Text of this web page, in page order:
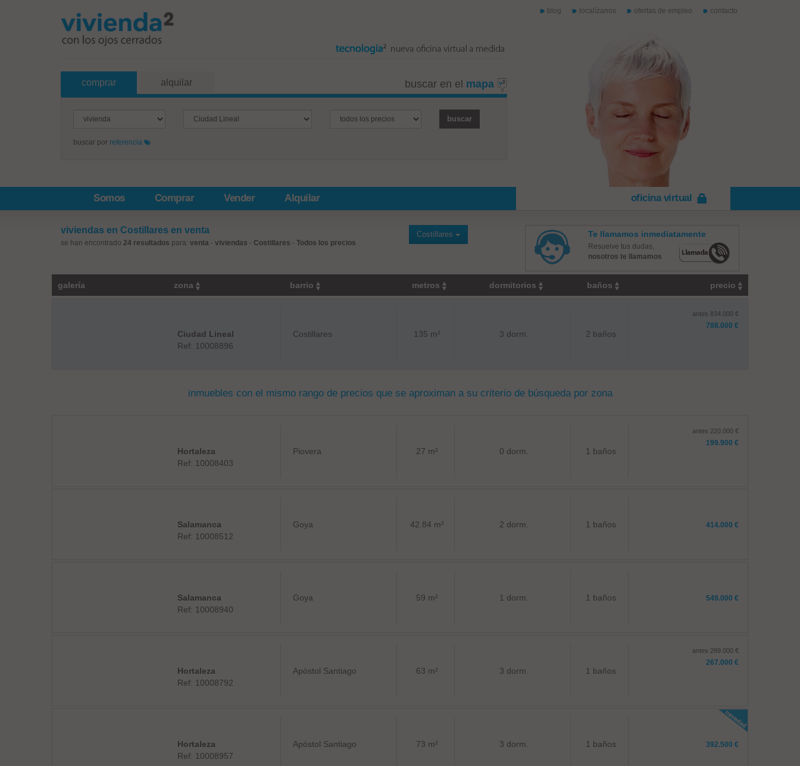
blog localízanos ofertas de empleo contacto
buscar en el mapa
comprar alquilar
buscar por referencia
Somos Comprar Vender Alquilar oficina virtual
viviendas en Costillares en venta
se han encontrado 24 resultados para: venta - viviendas - Costillares - Todos los precios
Costillares Te llamamos inmediatamente
Resuelve tus dudas,
nosotros te llamamos
galería zona barrio metros dormitorios baños precio
Ciudad Lineal
Ref: 10008896
Costillares 135 m² 3 dorm. 2 baños
antes 834.000 €
788.000 €
inmuebles con el mismo rango de precios que se aproximan a su criterio de búsqueda por zona
Hortaleza
Ref: 10008403
Piovera 27 m² 0 dorm. 1 baños
antes 220.000 €
199.900 €
Salamanca
Ref: 10008512
Goya 42.84 m² 2 dorm. 1 baños 414.000 €
Salamanca
Ref: 10008940
Goya 59 m² 1 dorm. 1 baños 549.000 €
Hortaleza
Ref: 10008792
Apóstol Santiago 63 m² 3 dorm. 1 baños
antes 289.000 €
267.000 €
Hortaleza
Ref: 10008957
Apóstol Santiago 73 m² 3 dorm. 1 baños 392.500 €